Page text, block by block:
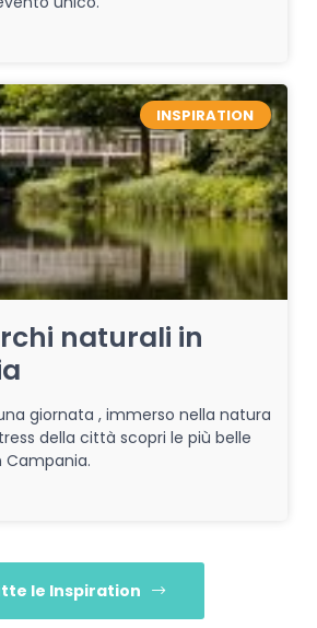
INSPIRATION
naturali in
giornata , immerso nella natura
della città scopri le più belle
Campania.
le Inspiration